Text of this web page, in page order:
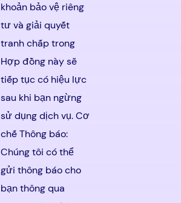
khoản bảo vệ riêng
tư và giải quyết
tranh chấp trong
Hợp đồng này sẽ
tiếp tục có hiệu lực
sau khi bạn ngừng
sử dụng dịch vụ. Cơ
chế Thông báo:
Chúng tôi có thể
gửi thông báo cho
bạn thông qua